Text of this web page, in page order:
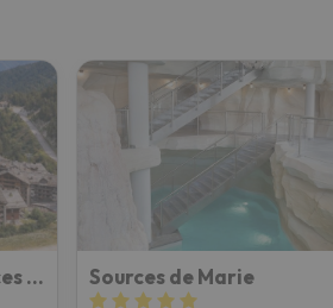
Résidence Pierre & Vacances Premium Arc 1950 Le Village Sources de Marie